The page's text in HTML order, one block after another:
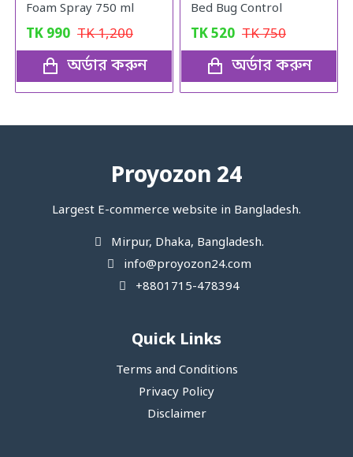
Foam Spray 750 ml
TK 990 TK1,200
অর্ডার করুন
Bed Bug Control
TK520 TK750
অর্ডার করুন
Proyozon 24
Largest E-commerce website in Bangladesh.
Mirpur, Dhaka, Bangladesh.
info@proyozon24.com
+8801715-478394
Quick Links
Terms and Conditions
Privacy Policy
Disclaimer